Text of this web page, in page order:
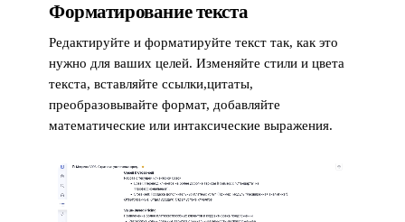
Форматирование текста
Редактируйте и форматируйте текст так, как это
нужно для ваших целей. Изменяйте стили и цвета
текста, вставляйте ссылки,цитаты,
преобразовывайте формат, добавляйте
математические или интаксические выражения.